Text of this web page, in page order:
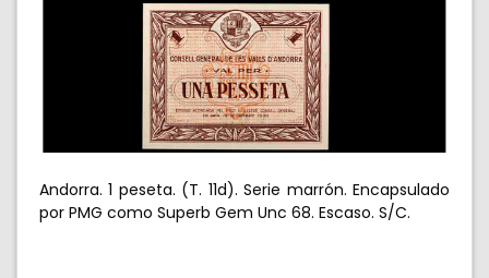
Andorra. 1 peseta. (T. 11d). Serie marrón. Encapsulado
por PMG como Superb Gem Unc 68. Escaso. S/C.